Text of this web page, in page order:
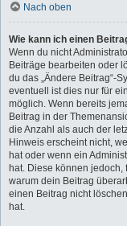
Nach oben
Wie kann ich einen
Wenn du nicht
Beiträge bearbeiten oder
du das „Ändere Beitrag“-
eventuell ist dies nur für
möglich. Wenn bereits
Beitrag in der
die Anzahl als auch der
Hinweis erscheint nicht,
hat oder wenn ein
hat. Diese können
warum dein Beitrag
einen Beitrag nicht
hat.